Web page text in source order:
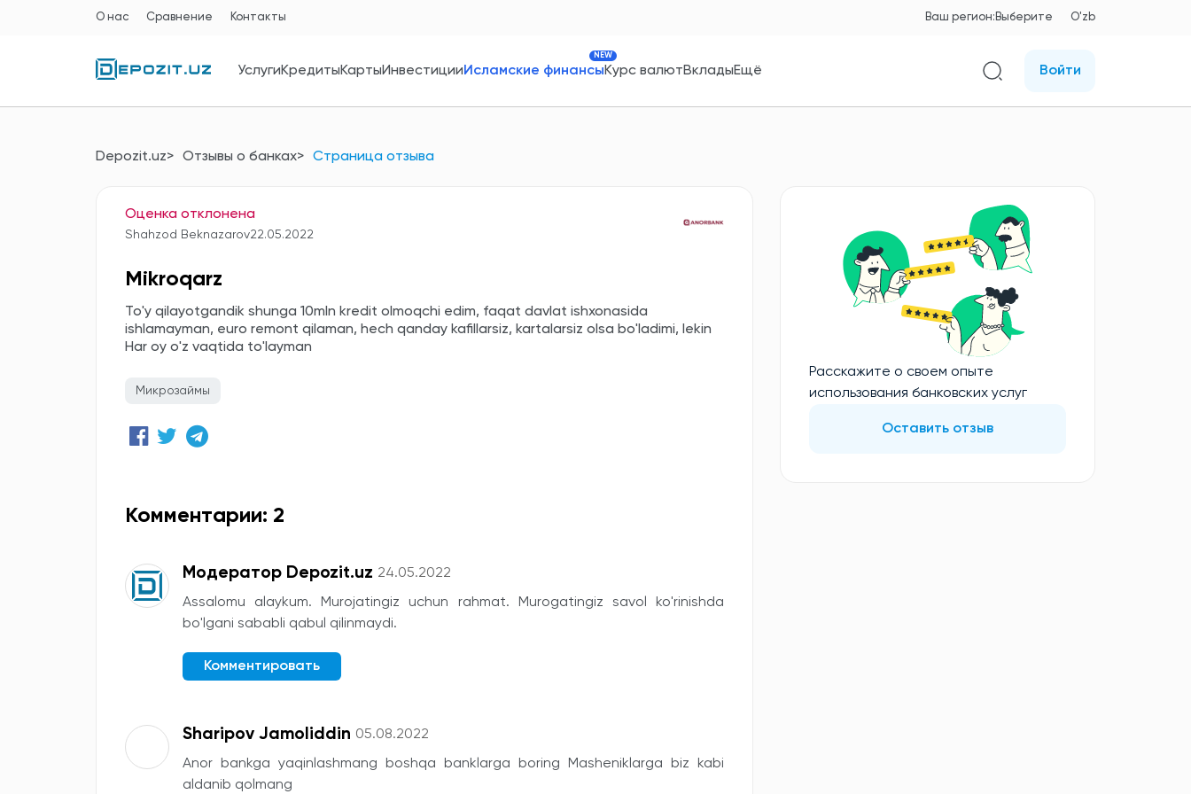
О нас Сравнение Контакты Ваш регион: Выберите O'zb
УслугиКредитыКартыИнвестицииИсламские финансы
NEW
Курс валютВкладыЕщё Войти
Depozit.uz Отзывы о банках Страница отзыва
Оценка отклонена
Shahzod Beknazarov22.05.2022
Mikroqarz
To'y qilayotgandik shunga 10mln kredit olmoqchi edim, faqat davlat ishxonasida
ishlamayman, euro remont qilaman, hech qanday kafillarsiz, kartalarsiz olsa bo'ladimi, lekin
Har oy o'z vaqtida to'layman
Микрозаймы
Комментарии: 2
Модератор Depozit.uz 24.05.2022
Assalomu alaykum. Murojatingiz uchun rahmat. Murogatingiz savol ko'rinishda
bo'lgani sababli qabul qilinmaydi.
Комментировать
Sharipov Jamoliddin 05.08.2022
Anor bankga yaqinlashmang boshqa banklarga boring Masheniklarga biz kabi
aldanib qolmang
Расскажите о своем опыте
использования банковских услуг
Оставить отзыв